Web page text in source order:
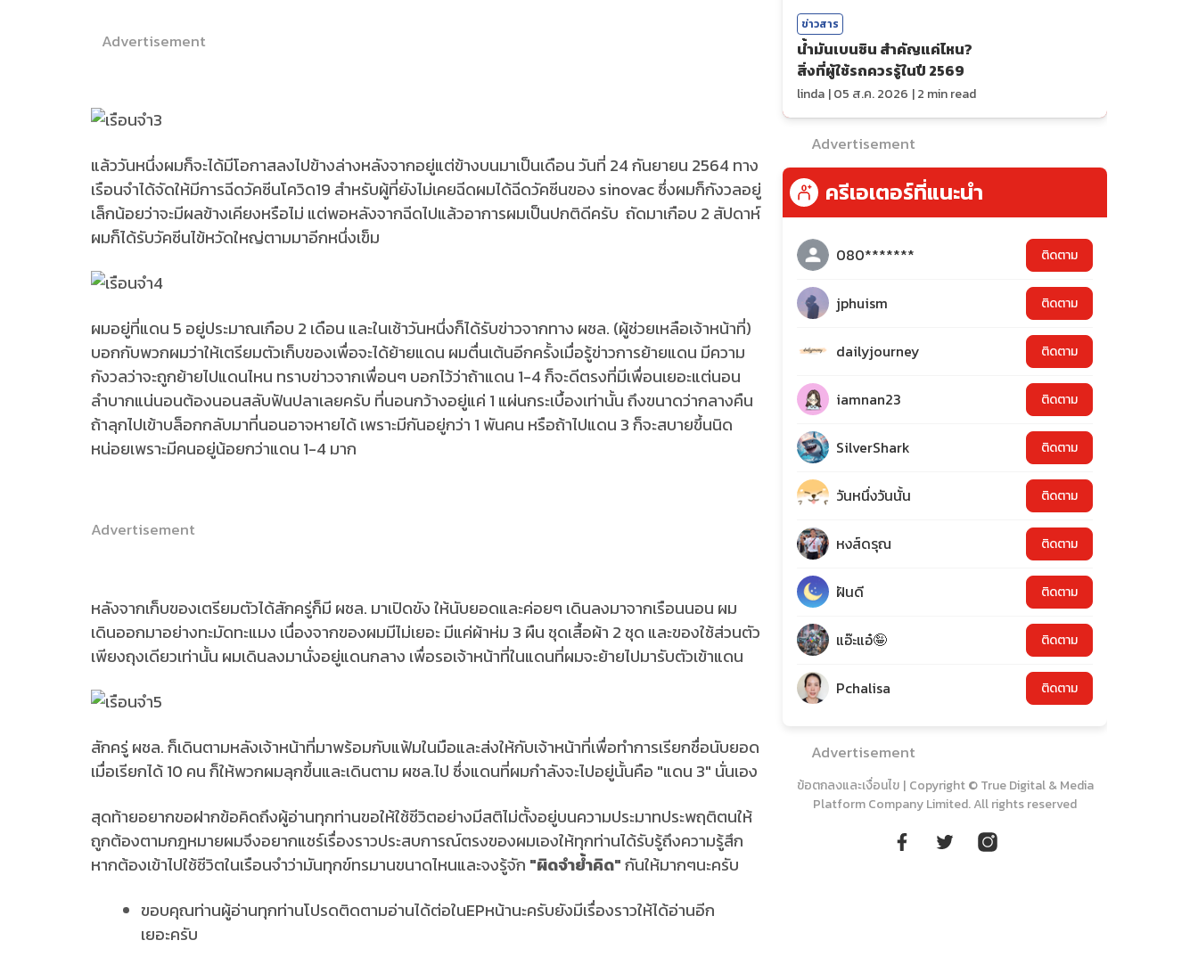
Advertisement
แล้ววันหนึ่งผมก็จะได้มีโอกาสลงไปข้างล่างหลังจากอยู่แต่ข้างบนมาเป็นเดือน วันที่ 24 กันยายน 2564 ทาง
เรือนจำได้จัดให้มีการฉีดวัคซีนโควิด19 สำหรับผู้ที่ยังไม่เคยฉีดผมได้ฉีดวัคซีนของ sinovac ซึ่งผมก็กังวลอยู่
เล็กน้อยว่าจะมีผลข้างเคียงหรือไม่ แต่พอหลังจากฉีดไปแล้วอาการผมเป็นปกติดีครับ ถัดมาเกือบ 2 สัปดาห์
ผมก็ได้รับวัคซีนไข้หวัดใหญ่ตามมาอีกหนึ่งเข็ม
ผมอยู่ที่แดน 5 อยู่ประมาณเกือบ 2 เดือน และในเช้าวันหนึ่งก็ได้รับข่าวจากทาง ผชล. (ผู้ช่วยเหลือเจ้าหน้าที่)
บอกกับพวกผมว่าให้เตรียมตัวเก็บของเพื่อจะได้ย้ายแดน ผมตื่นเต้นอีกครั้งเมื่อรู้ข่าวการย้ายแดน มีความ
กังวลว่าจะถูกย้ายไปแดนไหน ทราบข่าวจากเพื่อนๆ บอกไว้ว่าถ้าแดน 1-4 ก็จะดีตรงที่มีเพื่อนเยอะแต่นอน
ลำบากแน่นอนต้องนอนสลับฟันปลาเลยครับ ที่นอนกว้างอยู่แค่ 1 แผ่นกระเบื้องเท่านั้น ถึงขนาดว่ากลางคืน
ถ้าลุกไปเข้าบล็อกกลับมาที่นอนอาจหายได้ เพราะมีกันอยู่กว่า 1 พันคน หรือถ้าไปแดน 3 ก็จะสบายขึ้นนิด
หน่อยเพราะมีคนอยู่น้อยกว่าแดน 1-4 มาก
Advertisement
หลังจากเก็บของเตรียมตัวได้สักครู่ก็มี ผชล. มาเปิดขัง ให้นับยอดและค่อยๆ เดินลงมาจากเรือนนอน ผม
เดินออกมาอย่างทะมัดทะแมง เนื่องจากของผมมีไม่เยอะ มีแค่ผ้าห่ม 3 ผืน ชุดเสื้อผ้า 2 ชุด และของใช้ส่วนตัว
เพียงถุงเดียวเท่านั้น ผมเดินลงมานั่งอยู่แดนกลาง เพื่อรอเจ้าหน้าที่ในแดนที่ผมจะย้ายไปมารับตัวเข้าแดน
สักครู่ ผชล. ก็เดินตามหลังเจ้าหน้าที่มาพร้อมกับแฟ้มในมือและส่งให้กับเจ้าหน้าที่เพื่อทำการเรียกชื่อนับยอด
เมื่อเรียกได้ 10 คน ก็ให้พวกผมลุกขึ้นและเดินตาม ผชล.ไป ซึ่งแดนที่ผมกำลังจะไปอยู่นั้นคือ "แดน 3" นั่นเอง
สุดท้ายอยากขอฝากข้อคิดถึงผู้อ่านทุกท่านขอให้ใช้ชีวิตอย่างมีสติไม่ตั้งอยู่บนความประมาทประพฤติตนให้
ถูกต้องตามกฎหมายผมจึงอยากแชร์เรื่องราวประสบการณ์ตรงของผมเองให้ทุกท่านได้รับรู้ถึงความรู้สึก
หากต้องเข้าไปใช้ชีวิตในเรือนจำว่ามันทุกข์ทรมานขนาดไหนและจงรู้จัก "ผิดจำย้ำคิด"กันให้มากๆนะครับ
ขอบคุณท่านผู้อ่านทุกท่านโปรดติดตามอ่านได้ต่อในEPหน้านะครับยังมีเรื่องราวให้ได้อ่านอีก
เยอะครับ
ข่าวสาร
น้ำมันเบนซิน สำคัญแค่ไหน?
สิ่งที่ผู้ใช้รถควรรู้ในปี 2569
linda |05 ส.ค. 2026 |2 min read
Advertisement
ครีเอเตอร์ที่แนะนำ
080******* ติดตาม
jphuism ติดตาม
dailyjourney ติดตาม
iamnan23 ติดตาม
SilverShark ติดตาม
วันหนึ่งวันนั้น ติดตาม
หงส์ดรุณ ติดตาม
ฝันดี ติดตาม
แอ๊ะแอ๋🤪 ติดตาม
Pchalisa ติดตาม
Advertisement
ข้อตกลงและเงื่อนไข | Copyright © True Digital & Media
Platform Company Limited. All rights reserved